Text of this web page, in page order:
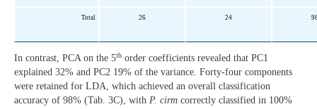
Total 26 24
In contrast, PCA on the 5th order coefficients revealed that PC1
explained 32% and PC2 19% of the variance. Forty-four components
were retained for LDA, which achieved an overall classification
accuracy of 98% (Tab. 3C), with P. cirm correctly classified in 100%